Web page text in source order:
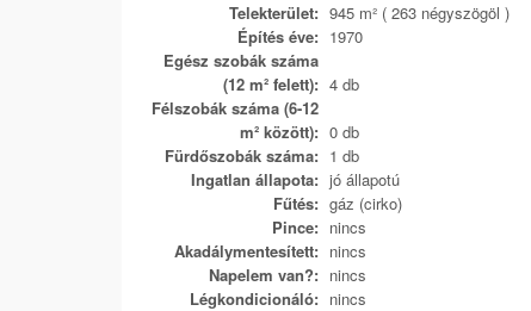
Telekterület: 945 m² ( 263 négyszögöl )
Építés éve: 1970
Egész szobák száma
(12 m² felett): 4 db
Félszobák száma (6-12
m² között): 0 db
Fürdőszobák száma: 1 db
Ingatlan állapota: jó állapotú
Fűtés: gáz (cirko)
Pince: nincs
Akadálymentesített: nincs
Napelem van?: nincs
Légkondicionáló: nincs